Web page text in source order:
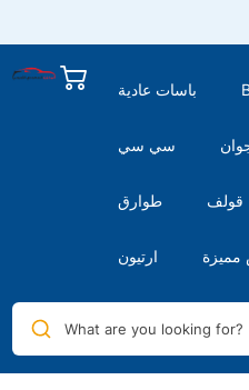
باسات عادية
سي سي
طوارق قولف
ارتيون
What are you looking for?